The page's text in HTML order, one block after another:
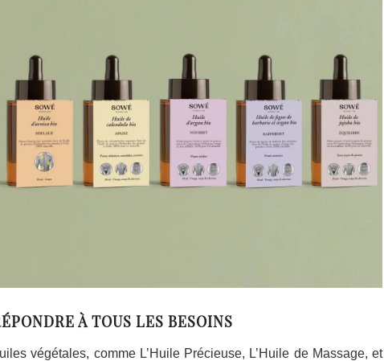
À TOUS LES BESOINS
végétales, comme L’Huile Précieuse, L’Huile de Massage, et